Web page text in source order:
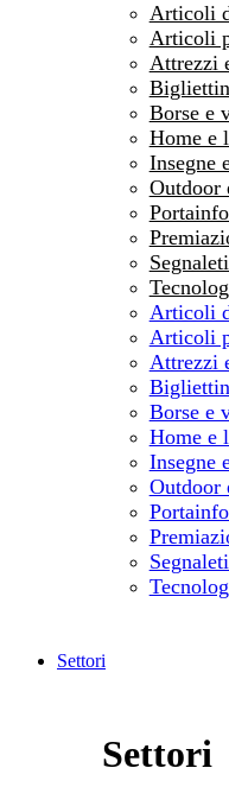
Articoli
Articoli
Attrezzi
Borse e
Home e
Insegne
Outdoor
Articoli
Articoli
Attrezzi
Borse e
Home e
Insegne
Outdoor
Settori
Settori